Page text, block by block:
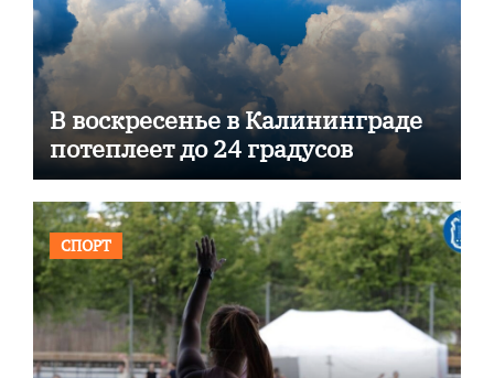
В воскресенье в Калининграде
потеплеет до 24 градусов
СПОРТ